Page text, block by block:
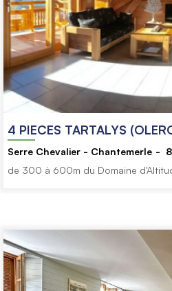
4 PIECES TARTALYS
Serre Chevalier - Chantemerle 8
de 300 à 600m du Domaine